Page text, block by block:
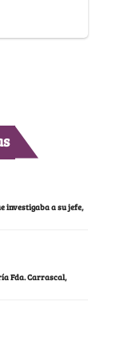
investigaba a su jefe,
Fda. Carrascal,